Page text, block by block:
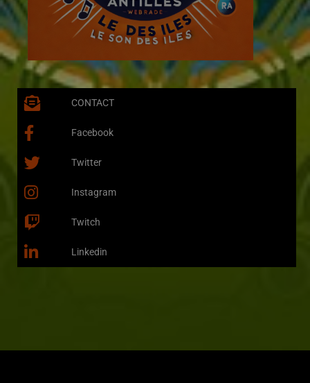
CONTACT
Facebook
Twitter
Instagram
Twitch
Linkedin